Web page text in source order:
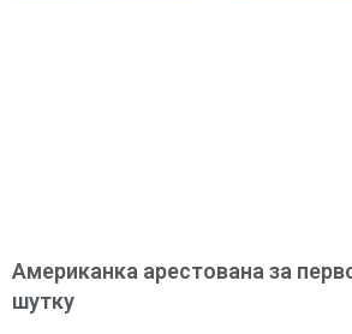
Американка арестована за
шутку